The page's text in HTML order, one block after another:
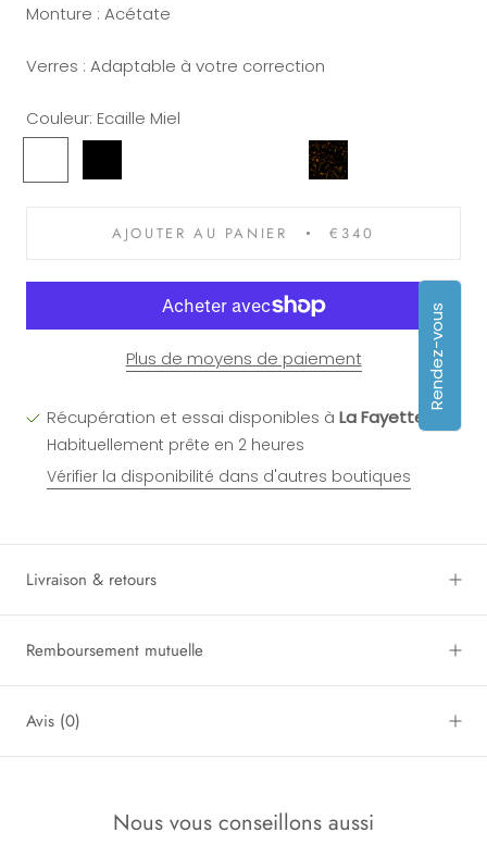
Rendez-vous
Monture : Acétate
Verres : Adaptable à votre correction
Couleur: Ecaille Miel
Miel
Havane
AJOUTER AU PANIER €340
Plus de moyens de paiement
Récupération et essai disponibles à La Fayette
Habituellement prête en 2 heures
Vérifier la disponibilité dans d'autres boutiques
Livraison & retours
Remboursement mutuelle
Avis (0)
Nous vous conseillons aussi